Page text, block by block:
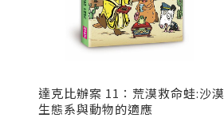
達克比辦案 11：荒漠救命蛙:沙漠
生態系與動物的適應